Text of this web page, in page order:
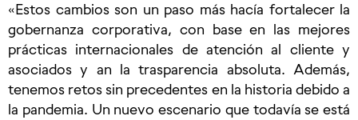
«Estos cambios son un paso más hacía fortalecer la
gobernanza corporativa, con base en las mejores
prácticas internacionales de atención al cliente y
asociados y an la trasparencia absoluta. Además,
tenemos retos sin precedentes en la historia debido a
la pandemia. Un nuevo escenario que todavía se está